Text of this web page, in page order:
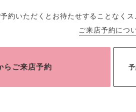
約いただくとお待たせすることなくス
ご来店予約につ
らご来店予約